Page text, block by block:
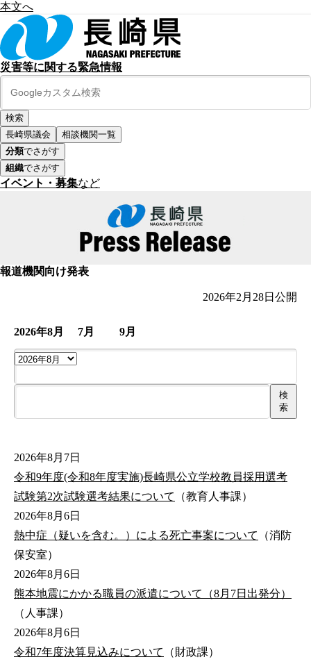
本文へ
災害等に関する緊急情報
長崎県議会
相談機関一覧
分類でさがす
組織でさがす
イベント・募集など
報道機関向け発表
2026年2月28日 公開
2026年8月 7月 9月
検
索
2026年8月7日
令和9年度(令和8年度実施)長崎県公立学校教員採用選考
試験第2次試験選考結果について
（教育人事課）
2026年8月6日
熱中症（疑いを含む。）による死亡事案について
（消防
保安室）
2026年8月6日
熊本地震にかかる職員の派遣について（8月7日出発分）
（人事課）
2026年8月6日
令和7年度決算見込みについて
（財政課）